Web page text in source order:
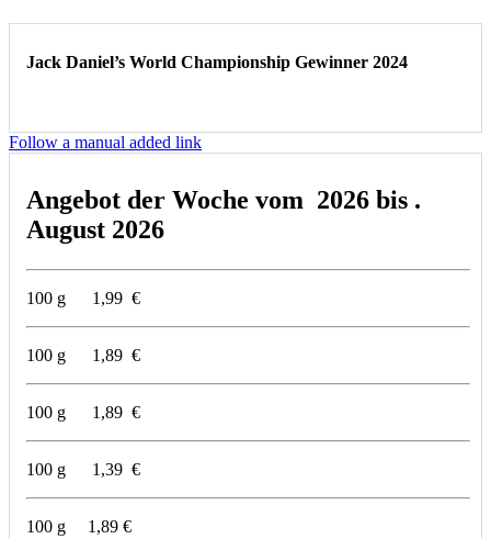
Jack Daniel’s World Championship Gewinner 2024
Follow a manual added link
Angebot der Woche vom 2026 bis .
August 2026
100 g 1,99 €
100 g 1,89 €
100 g 1,89 €
100 g 1,39 €
100 g 1,89 €